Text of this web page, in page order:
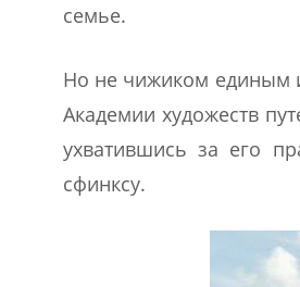
семье.
Но не чижиком единым
Академии художеств
ухватившись за его
сфинксу.